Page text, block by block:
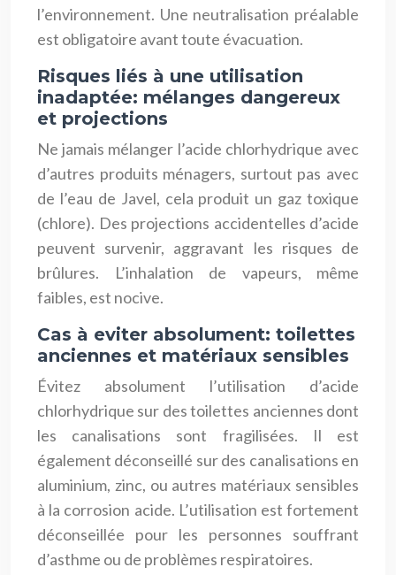
l’environnement. Une neutralisation préalable
est obligatoire avant toute évacuation.
Risques liés à une utilisation
inadaptée: mélanges dangereux
et projections
Ne jamais mélanger l’acide chlorhydrique avec
d’autres produits ménagers, surtout pas avec
de l’eau de Javel, cela produit un gaz toxique
(chlore). Des projections accidentelles d’acide
peuvent survenir, aggravant les risques de
brûlures. L’inhalation de vapeurs, même
faibles, est nocive.
Cas à eviter absolument: toilettes
anciennes et matériaux sensibles
Évitez absolument l’utilisation d’acide
chlorhydrique sur des toilettes anciennes dont
les canalisations sont fragilisées. Il est
également déconseillé sur des canalisations en
aluminium, zinc, ou autres matériaux sensibles
à la corrosion acide. L’utilisation est fortement
déconseillée pour les personnes souffrant
d’asthme ou de problèmes respiratoires.